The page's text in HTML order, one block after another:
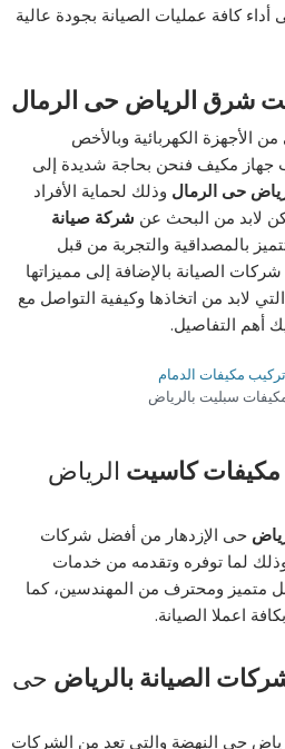
أداء كافة عمليات الصيانة بجودة عالية
شرق الرياض حى الرمال
الأجهزة الكهربائية وبالأخص
مكيف فنحن بحاجة شديدة إلى
حى الرمال وذلك لحماية الأفراد
لابد من البحث عن شركة صيانة
بالمصداقية والتجربة من قبل
الصيانة بالإضافة إلى مميزاتها
لابد من اتخاذها وكيفية التواصل مع
أهم التفاصيل.
سبليت بالرياض
كاسيت الرياض
حى الإزدهار من أفضل شركات
لما توفره وتقدمه من خدمات
متميز ومحترف من المهندسين، كما
اعملا الصيانة.
الصيانة بالرياض حى
حى النهضة والتي تعد من الشركات